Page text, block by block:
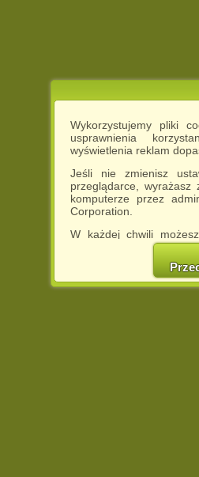
Wykorzystujemy pliki
usprawnienia
wyświetlenia reklam
Jeśli nie zmienisz
przeglądarce,
komputerze przez
Corporation.
W każdej chwili
cookies w swojej
w naszej
http://chomikuj.pl/